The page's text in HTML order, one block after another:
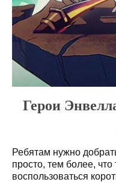
Герои
Ребятам нужно
просто, тем более, что
воспользоваться